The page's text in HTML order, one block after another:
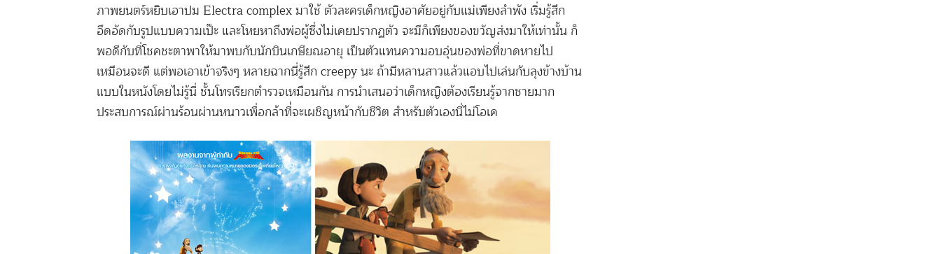
ภาพยนตร์หยิบเอาปม Electra complex มาใช้ ตัวละครเด็กหญิงอาศัยอยู่กับแม่เพียงลำพัง เริ่มรู้สึก
อึดอัดกับรูปแบบความเป๊ะ และโหยหาถึงพ่อผู้ซึ่งไม่เคยปรากฏตัว จะมีก็เพียงของขวัญส่งมาให้เท่านั้น ก็
พอดีกับที่โชคชะตาพาให้มาพบกับนักบินเกษียณอายุ เป็นตัวแทนความอบอุ่นของพ่อที่ขาดหายไป
เหมือนจะดี แต่พอเอาเข้าจริงๆ หลายฉากนี่รู้สึก creepy นะ ถ้ามีหลานสาวแล้วแอบไปเล่นกับลุงข้างบ้าน
แบบในหนังโดยไม่รู้นี่ ชั้นโทรเรียกตำรวจเหมือนกัน การนำเสนอว่าเด็กหญิงต้องเรียนรู้จากชายมาก
ประสบการณ์ผ่านร้อนผ่านหนาวเพื่อกล้าที่่จะเผชิญหน้ากับชีวิต สำหรับตัวเองนี่ไม่โอเค